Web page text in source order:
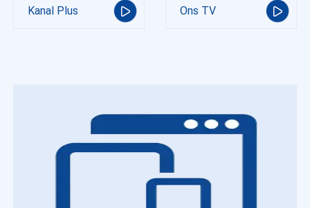
Kanal Plus Ons TV